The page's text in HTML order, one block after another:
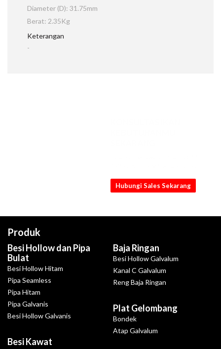
Diameter (D): 31.75mm
Berat: 2.35Kg
Keterangan
-
Hubungi Sales Sekarang
Produk
Besi Hollow dan Pipa
Bulat
Besi Hollow Hitam
Pipa Seamless
Pipa Hitam
Pipa Galvanis
Besi Hollow Galvanis
Besi Kawat
Baja Ringan
Besi Hollow Galvalum
Kanal C Galvalum
Reng Baja Ringan
Plat Gelombang
Bondek
Atap Galvalum